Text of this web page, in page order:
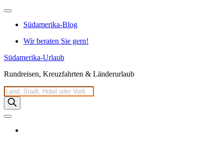
Zum
springenSüdamerika-Blog
Wir beraten Sie gern!
Südamerika-Urlaub
Rundreisen, Kreuzfahrten & Länderurlaub
Products
search